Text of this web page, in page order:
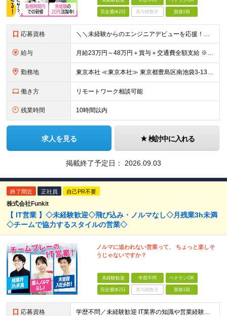
完全週休2日 賞与複数月 面接1回
応募資格 ＼＼未経験からのエンジニアデビューを応援！／／ ★完全未経験OK ★学歴不問 ★第二新卒歓迎 実際に、元ミュージシャンや調理師など、 異業種から転職した先輩も活躍中♪ 10名ほどのチーム体制で、分
給与 月給23万円～48万円＋賞与＋交通費全額支給 ※経験・能力・スキルを考慮して決定します。 ※地方から上京される方には、上京支援金の支給もあります。 ※上記月給には固定残業代（15時間～20時間分／2
勤務地 東京本社 ≪東京本社≫ 東京都豊島区南池袋3-13-8 ホウエイビル9F ★経験者はフルリモート/リモート可 ★通院による早出や遅出にも柔軟に対応 ★池袋駅より徒歩5分の好アクセス ★未経験の方は
働き方 リモートワーク相談可能
残業時間 10時間以内
求人を見る 検討中に入れる
掲載終了予定日： 2026.09.03
終了間近 正社員 自己PR不要
株式会社Funkit
【 IT営業 】◇未経験歓迎◇飛び込み・ノルマなし◇月残業3h未満
◇チームで協力するスタイルの営業◇
ノルマに追われない営業って、 ちょっと楽しそ
うじゃないですか？
未経験歓迎 学歴不問 ベテランOK
完全週休2日 賞与複数月 面接1回
応募資格 学歴不問／未経験歓迎 IT業界の知識や営業経験は問いません。 大切にしたいのは、これまでの経歴よりも「人と話すことが好き」「チームで仕事を進めたい」という気持ちです。 ◆ こんな方とお会いしたいで